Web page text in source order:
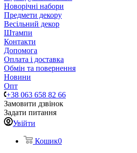
Новорічні набори
Предмети декору
Весільний декор
Штампи
Контакти
Допомога
Оплата і доставка
Обмін та повернення
Новини
Опт
+38 063 658 82 66
Замовити дзвінок
Задати питання
Увійти
Кошик0